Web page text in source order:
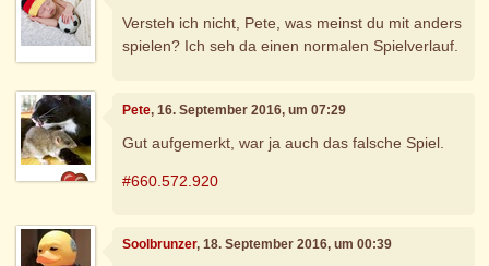
Versteh ich nicht, Pete, was meinst du mit anders
spielen? Ich seh da einen normalen Spielverlauf.
Pete, 16. September 2016, um 07:29
Gut aufgemerkt, war ja auch das falsche Spiel.
#660.572.920
Soolbrunzer, 18. September 2016, um 00:39